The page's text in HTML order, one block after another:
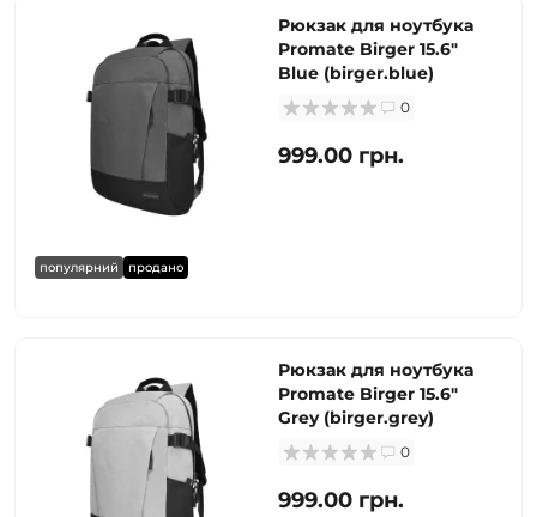
популярний продано
Рюкзак для ноутбука
Promate Birger 15.6"
Blue (birger.blue)
0
999.00 грн.
Рюкзак для ноутбука
Promate Birger 15.6"
Grey (birger.grey)
0
999.00 грн.